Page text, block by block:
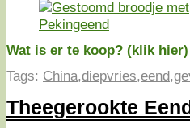
Wat is er te koop? (klik hier)
Tags: China,diepvries,eend,
Theegerookte